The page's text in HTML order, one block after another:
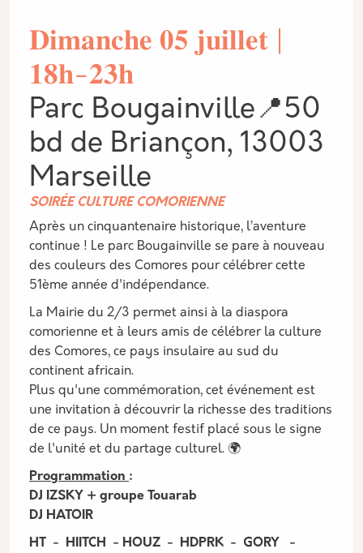
𝐃𝐢𝐦𝐚𝐧𝐜𝐡𝐞 𝟎𝟓 𝐣𝐮𝐢𝐥𝐥𝐞𝐭 |
𝟏𝟖𝐡-𝟐𝟑𝐡
Parc Bougainville📍50
bd de Briançon, 13003
Marseille
SOIRÉE CULTURE COMORIENNE
Après un cinquantenaire historique, l’aventure
continue ! Le parc Bougainville se pare à nouveau
des couleurs des Comores pour célébrer cette
51ème année d'indépendance.
La Mairie du 2/3 permet ainsi à la diaspora
comorienne et à leurs amis de célébrer la culture
des Comores, ce pays insulaire au sud du
continent africain.
Plus qu'une commémoration, cet événement est
une invitation à découvrir la richesse des traditions
de ce pays. Un moment festif placé sous le signe
de l'unité et du partage culturel. 🌍
Programmation :
DJ IZSKY + groupe Touarab
DJ HATOIR
HT - HIITCH - HOUZ - HDPRK - GORY -